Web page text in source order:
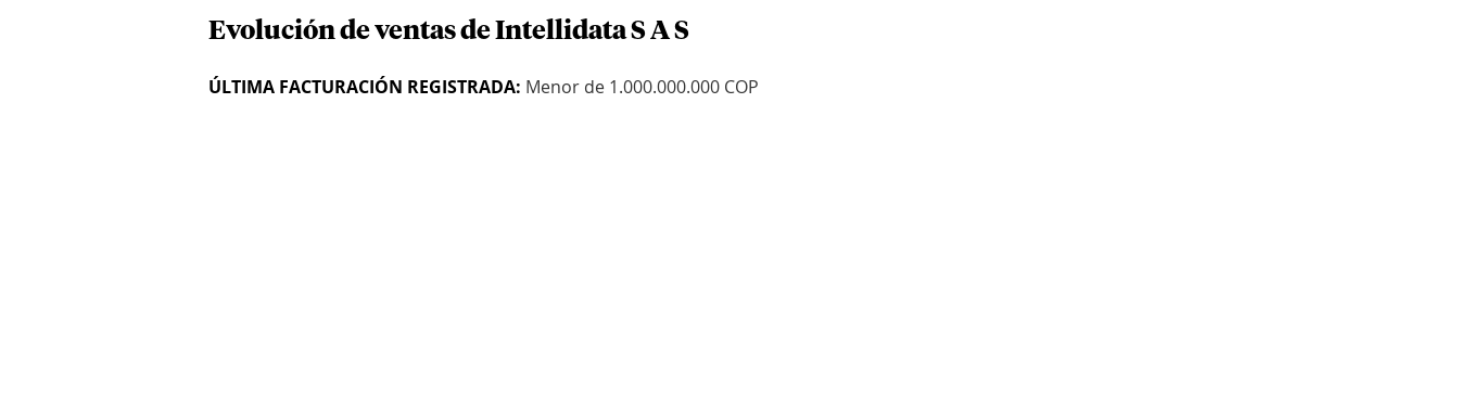
Evolución de ventas de Intellidata S A S
ÚLTIMA FACTURACIÓN REGISTRADA: Menor de 1.000.000.000 COP